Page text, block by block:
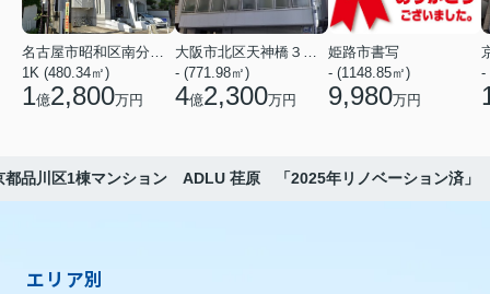
1K (480.34㎡)
1億2,800万円
- (771.98㎡)
4億2,300万円
姫路市書写
- (1148.85㎡)
9,980万円
-
都品川区1棟マンション ADLU 荏原 「2025年リノベーション済」
エリア別